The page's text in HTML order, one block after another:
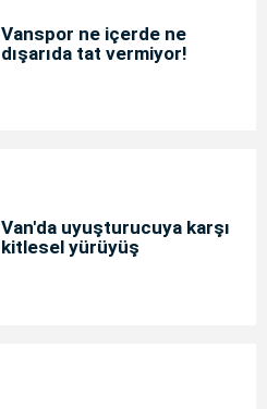
Vanspor ne içerde ne
dışarıda tat vermiyor!
Van'da uyuşturucuya karşı
kitlesel yürüyüş